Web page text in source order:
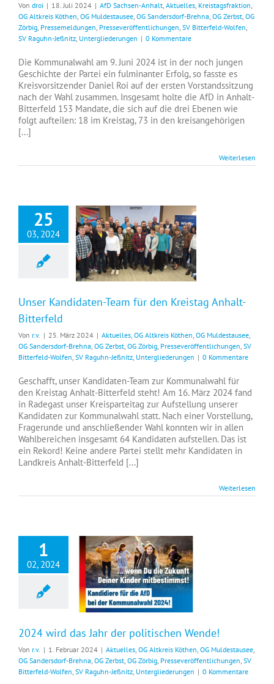
Von droi | 18. Juli 2024 | AfD Sachsen-Anhalt, Aktuelles, Kreistagsfraktion,
OG Altkreis Köthen, OG Muldestausee, OG Sandersdorf-Brehna, OG Zerbst, OG
Zörbig, Pressemeldungen, Presseveröffentlichungen, SV Bitterfeld-Wolfen,
SV Raguhn-Jeßnitz, Untergliederungen | 0 Kommentare
Die Kommunalwahl am 9. Juni 2024 ist in der noch jungen
Geschichte der Partei ein fulminanter Erfolg, so fasste es
Kreisvorsitzender Daniel Roi auf der ersten Vorstandssitzung
nach der Wahl zusammen. Insgesamt holte die AfD in Anhalt-
Bitterfeld 153 Mandate, die sich auf die drei Ebenen wie
folgt aufteilen: 18 im Kreistag, 73 in den kreisangehörigen
[...]
Weiterlesen
25
03, 2024
Unser Kandidaten-Team für den Kreistag Anhalt-
Bitterfeld
Von r.v. | 25. März 2024 | Aktuelles, OG Altkreis Köthen, OG Muldestausee,
OG Sandersdorf-Brehna, OG Zerbst, OG Zörbig, Presseveröffentlichungen, SV
Bitterfeld-Wolfen, SV Raguhn-Jeßnitz, Untergliederungen | 0 Kommentare
Geschafft, unser Kandidaten-Team zur Kommunalwahl für
den Kreistag Anhalt-Bitterfeld steht! Am 16. März 2024 fand
in Radegast unser Kreisparteitag zur Aufstellung unserer
Kandidaten zur Kommunalwahl statt. Nach einer Vorstellung,
Fragerunde und anschließender Wahl konnten wir in allen
Wahlbereichen insgesamt 64 Kandidaten aufstellen. Das ist
ein Rekord! Keine andere Partei stellt mehr Kandidaten in
Landkreis Anhalt-Bitterfeld [...]
Weiterlesen
1
02, 2024
2024 wird das Jahr der politischen Wende!
Von r.v. | 1. Februar 2024 | Aktuelles OG Altkreis Köthen OG Muldestausee
OG Sandersdorf-Brehna OG Zerbst OG Zörbig Presseveröffentlichungen SV
Bitterfeld-Wolfen SV Raguhn-Jeßnitz Untergliederungen | 0 Kommentare